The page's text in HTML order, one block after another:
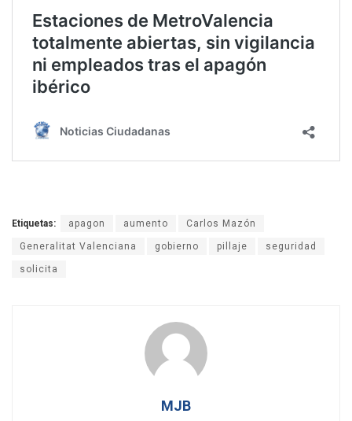
Etiquetas: apagon aumento Carlos Mazón
Generalitat Valenciana gobierno pillaje seguridad
solicita
MJB